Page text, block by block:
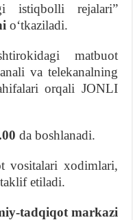
istiqbolli rejalari”
oʻtkaziladi.
matbuot
va telekanalning
orqali JONLI
da boshlanadi.
vositalari xodimlari,
etiladi.
tadqiqot markazi